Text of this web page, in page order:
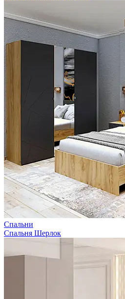
Спальни
Спальня Шерлок